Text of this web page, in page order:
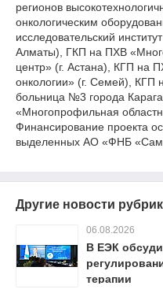
регионов
онкологическим
исследовательский
Алматы), ГКП на ПХВ
центр» (г. Астана), КГП на
онкологии» (г. Семей),
больница №3 города
«Многопрофильная
Финансирование проекта
выделенных АО «ФНБ
Другие новости
06.08.2026
В ЕЭК
терапии